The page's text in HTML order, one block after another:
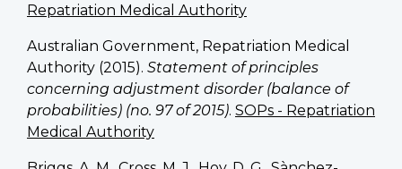
Repatriation Medical Authority
Australian Government, Repatriation Medical
Authority (2015). Statement of principles
concerning adjustment disorder (balance of
probabilities) (no. 97 of 2015). SOPs - Repatriation
Medical Authority